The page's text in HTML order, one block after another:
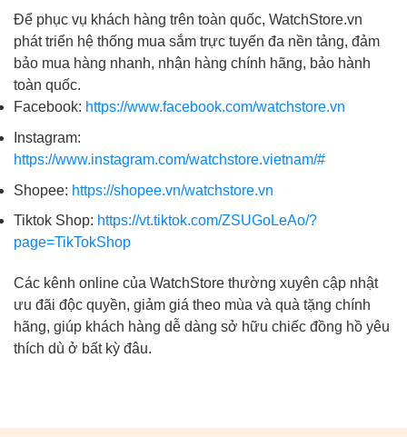
Để phục vụ khách hàng trên toàn quốc, WatchStore.vn
phát triển hệ thống mua sắm trực tuyến đa nền tảng, đảm
bảo mua hàng nhanh, nhận hàng chính hãng, bảo hành
toàn quốc.
Facebook: https://www.facebook.com/watchstore.vn
Instagram:
https://www.instagram.com/watchstore.vietnam/#
Shopee: https://shopee.vn/watchstore.vn
Tiktok Shop: https://vt.tiktok.com/ZSUGoLeAo/?
page=TikTokShop
Các kênh online của WatchStore thường xuyên cập nhật
ưu đãi độc quyền, giảm giá theo mùa và quà tặng chính
hãng, giúp khách hàng dễ dàng sở hữu chiếc đồng hồ yêu
thích dù ở bất kỳ đâu.